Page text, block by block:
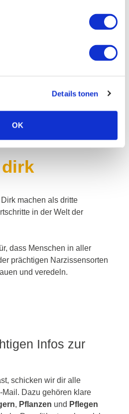
Details tonen
OK
machen als dritte
in der Welt der
dass Menschen in aller
prächtigen Narzissensorten
und veredeln.
Infos zur
schicken wir dir alle
Dazu gehören klare
, Pflanzen und Pflegen